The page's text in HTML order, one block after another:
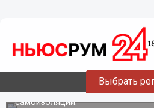
Выбрать
Банк УРАЛСИБ улучшил
продления срочных
«Журавли» и
Новые условия позволят
самоизоляции.